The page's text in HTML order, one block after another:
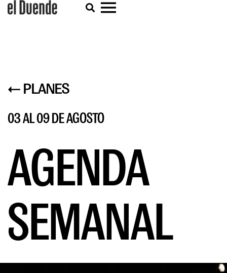
← PLANES
03 AL 09 DE AGOSTO
AGENDA
SEMANAL